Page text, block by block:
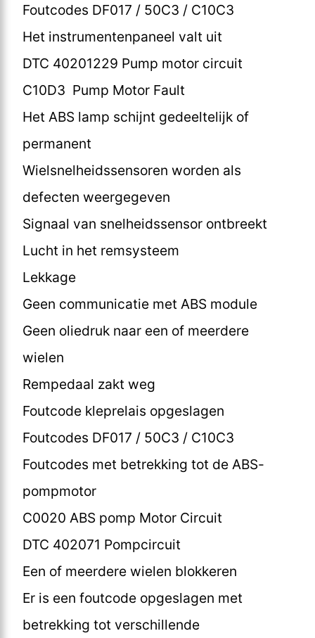
Foutcodes DF017 / 50C3 / C10C3
Het instrumentenpaneel valt uit
DTC 40201229 Pump motor circuit
C10D3 Pump Motor Fault
Het ABS lamp schijnt gedeeltelijk of
permanent
Wielsnelheidssensoren worden als
defecten weergegeven
Signaal van snelheidssensor ontbreekt
Lucht in het remsysteem
Lekkage
Geen communicatie met ABS module
Geen oliedruk naar een of meerdere
wielen
Rempedaal zakt weg
Foutcode kleprelais opgeslagen
Foutcodes DF017 / 50C3 / C10C3
Foutcodes met betrekking tot de ABS-
pompmotor
C0020 ABS pomp Motor Circuit
DTC 402071 Pompcircuit
Een of meerdere wielen blokkeren
Er is een foutcode opgeslagen met
betrekking tot verschillende